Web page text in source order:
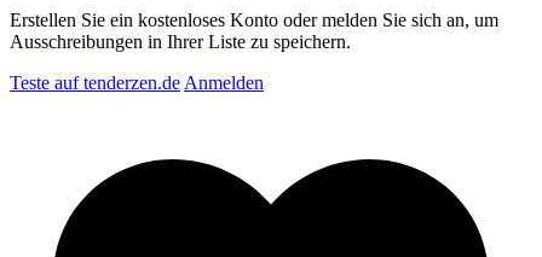
Erstellen Sie ein kostenloses Konto oder melden Sie sich an, um
Ausschreibungen in Ihrer Liste zu speichern.
Teste auf tenderzen.de Anmelden